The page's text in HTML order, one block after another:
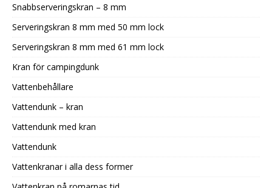
Snabbserveringskran – 8 mm
Serveringskran 8 mm med 50 mm lock
Serveringskran 8 mm med 61 mm lock
Kran för campingdunk
Vattenbehållare
Vattendunk – kran
Vattendunk med kran
Vattendunk
Vattenkranar i alla dess former